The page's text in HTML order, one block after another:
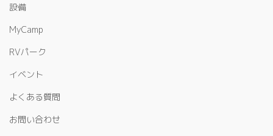
設備
MyCamp
RVパーク
イベント
よくある質問
お問い合わせ